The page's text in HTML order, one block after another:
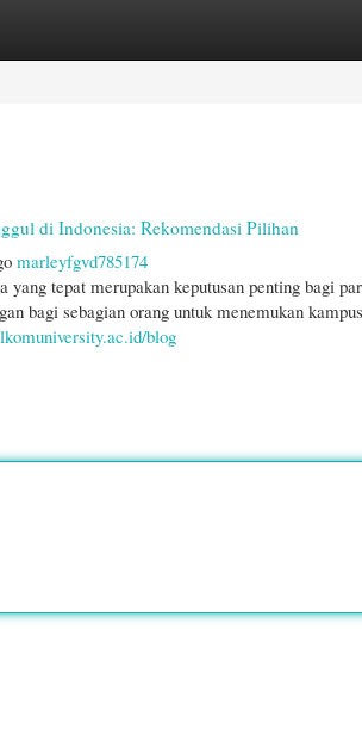
Listings
di Indonesia: Rekomendasi Pilihan
marleyfgvd785174
yang tepat merupakan keputusan penting bagi
bagi sebagian orang untuk menemukan
blog